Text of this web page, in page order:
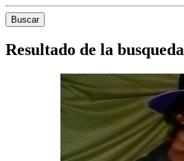
Resultado de la busqueda